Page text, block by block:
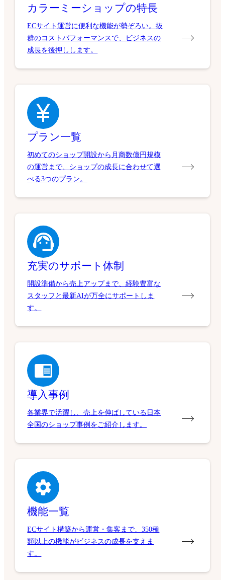
カラーミーショップの特長
ECサイト運営に便利な機能が勢ぞろい。抜
群のコストパフォーマンスで、ビジネスの
成長を後押しします。
プラン一覧
初めてのショップ開設から月商数億円規模
の運営まで、ショップの成長に合わせて選
べる3つのプラン。
充実のサポート体制
開設準備から売上アップまで、経験豊富な
スタッフと最新AIが万全にサポートしま
す。
導入事例
各業界で活躍し、売上を伸ばしている日本
全国のショップ事例をご紹介します。
機能一覧
ECサイト構築から運営・集客まで、350種
類以上の機能がビジネスの成長を支えま
す。